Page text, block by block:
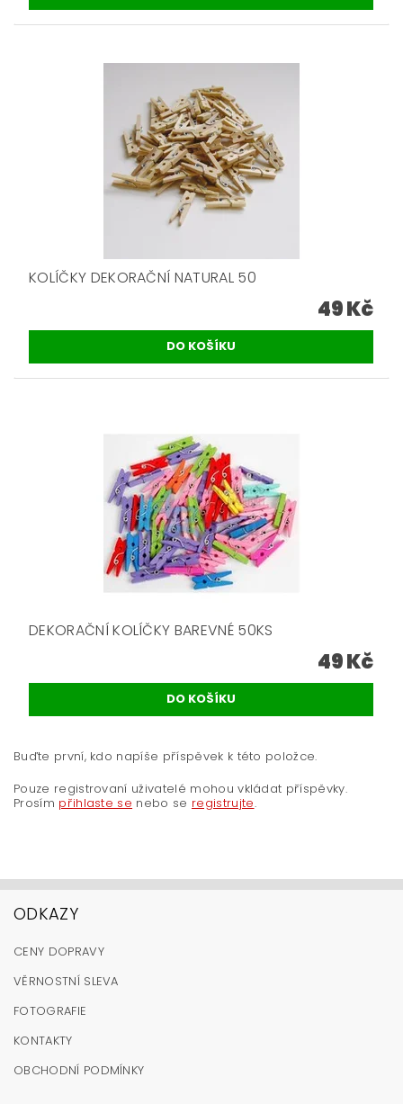
KOLÍČKY DEKORAČNÍ NATURAL 50
49 Kč
DEKORAČNÍ KOLÍČKY BAREVNÉ 50KS
49 Kč
Buďte první, kdo napíše příspěvek k této položce.
Pouze registrovaní uživatelé mohou vkládat příspěvky.
Prosím přihlaste se nebo se registrujte.
ODKAZY
CENY DOPRAVY
VĚRNOSTNÍ SLEVA
FOTOGRAFIE
KONTAKTY
OBCHODNÍ PODMÍNKY